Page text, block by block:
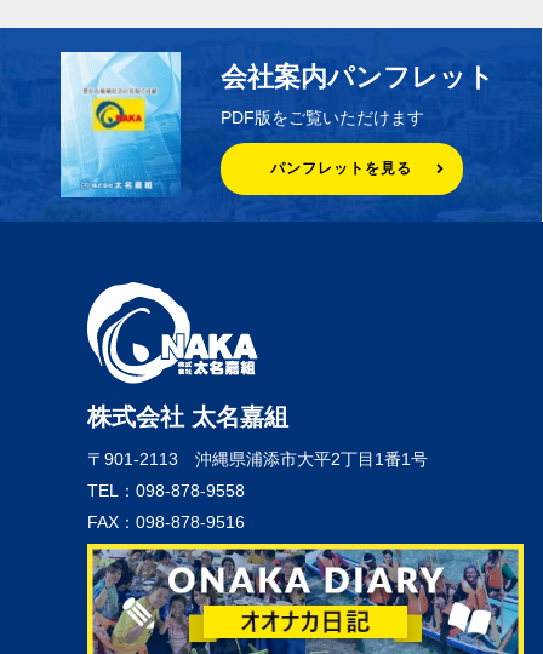
会社案内パンフレット
PDF版をご覧いただけます
パンフレットを見る
株式会社 太名嘉組
〒901-2113 沖縄県浦添市大平2丁目1番1号
TEL：098-878-9558
FAX：098-878-9516